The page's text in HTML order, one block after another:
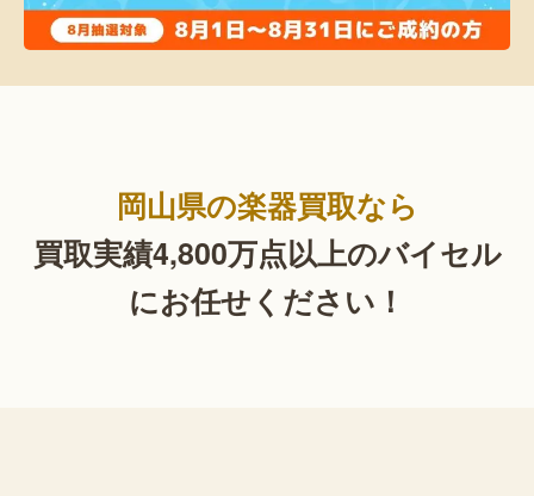
岡山県の楽器買取なら
買取実績4,800万点以上のバイセル
にお任せください！